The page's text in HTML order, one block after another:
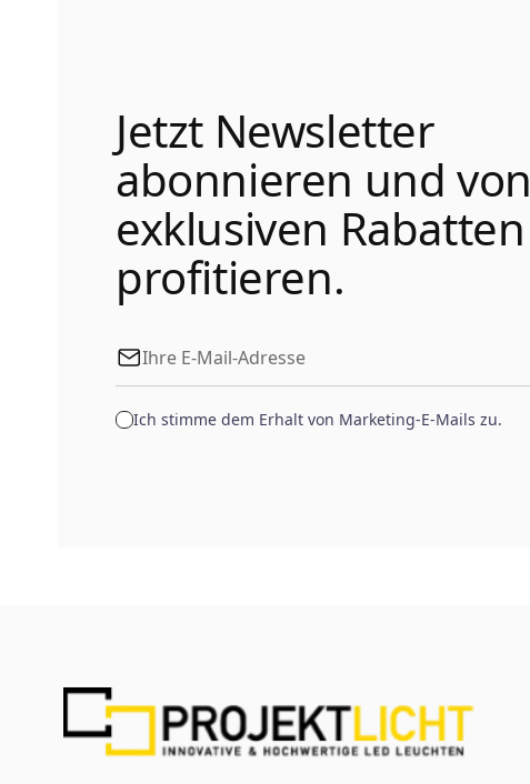
Jetzt Newsletter
abonnieren und von
exklusiven Rabatten
profitieren.
Ich stimme dem Erhalt von Marketing-E-Mails zu.